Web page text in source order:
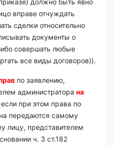
должно быть явно
вправе отчуждать
сделки относительно
документы о
совершать любые
все виды договоров)).
по заявлению,
администратора на
если при этом права по
передаются самому
лицу, представителем
ч. 3 ст.182